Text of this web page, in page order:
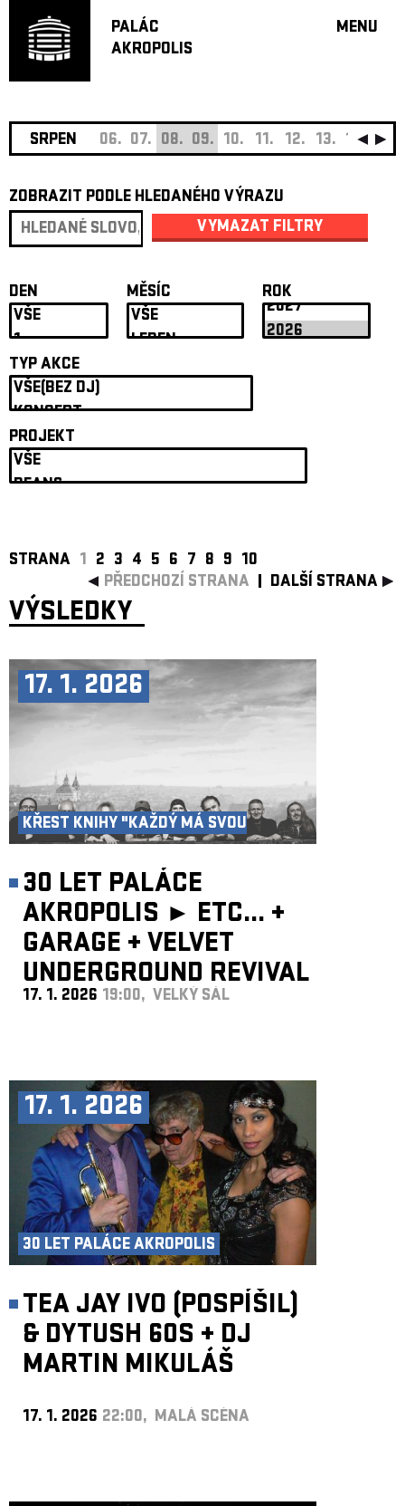
PALÁC
AKROPOLIS
MENU
JAZZ
DIVADLO
OFF
O
PROJEKTY
SRPEN 06. 07. 08. 09. 10. 11. 12. 13. 14. 15.
ZOBRAZIT PODLE HLEDANÉHO VÝRAZU
VYMAZAT FILTRY
DEN MĚSÍC ROK
TYP AKCE
PROJEKT
STRANA 1 2 3 4 5 6 7 8 9 10
PŘEDCHOZÍ STRANA
DALŠÍ STRANA
VÝSLEDKY
17. 1. 2026
KŘEST KNIHY "KAŽDÝ MÁ SVOU
30 LET PALÁCE
AKROPOLIS ► ETC... +
GARAGE + VELVET
UNDERGROUND REVIVAL
BAND
17. 1. 2026 19:00, VELKÝ SÁL
17. 1. 2026
30 LET PALÁCE AKROPOLIS
TEA JAY IVO (POSPÍŠIL)
& DYTUSH 60S + DJ
MARTIN MIKULÁŠ
17. 1. 2026 22:00, MALÁ SCÉNA